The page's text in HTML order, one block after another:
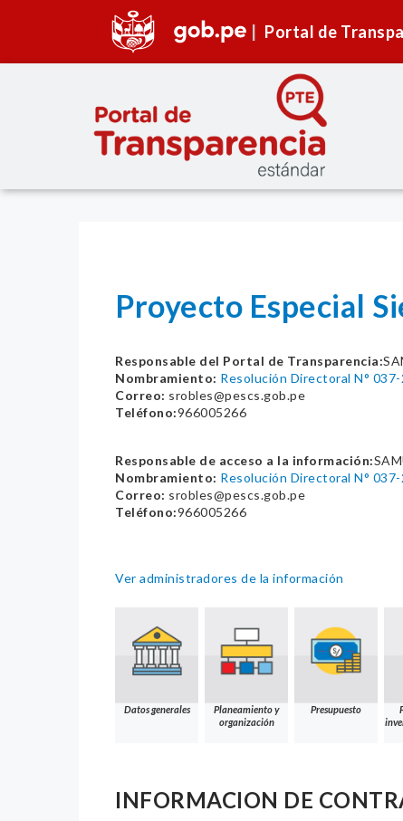
Portal de
Proyecto Especial
Responsable del Portal de Transparencia:
Nombramiento: Resolución Directoral N°
Correo: srobles@pescs.gob.pe
Teléfono:966005266
Responsable de acceso a la información:
Nombramiento: Resolución Directoral N°
Correo: srobles@pescs.gob.pe
Teléfono:966005266
Ver administradores de la información
Datos generales
Planeamiento y
organización
Presupuesto
INFORMACION DE